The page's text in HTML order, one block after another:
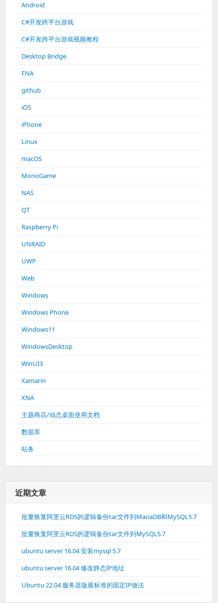
Android
C#开发跨平台游戏
C#开发跨平台游戏视频教程
Desktop Bridge
FNA
github
iOS
iPhone
Linux
macOS
MonoGame
NAS
QT
Raspberry Pi
UNRAID
UWP
Web
Windows
Windows Phone
Windows11
WindowsDesktop
WinUI3
Xamarin
XNA
主题商店/动态桌面使用文档
数据库
站务
近期文章
批量恢复阿里云RDS的逻辑备份tar文件到MariaDB和MySQL5.7
批量恢复阿里云RDS的逻辑备份tar文件到MySQL5.7
ubuntu server 16.04 安装mysql 5.7
ubuntu server 16.04 修改静态IP地址
Ubuntu 22.04 服务器版最标准的固定IP做法